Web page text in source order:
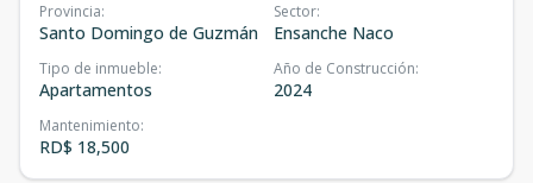
Provincia:
Santo Domingo de Guzmán
Sector:
Ensanche Naco
Tipo de inmueble:
Apartamentos
Año de Construcción:
2024
Mantenimiento:
RD$ 18,500